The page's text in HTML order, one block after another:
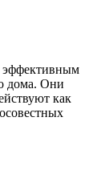
эффективным
дома. Они
как